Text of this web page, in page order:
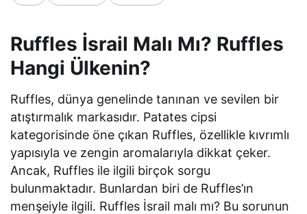
Ruffles İsrail Malı Mı? Ruffles
Hangi Ülkenin?
Ruffles, dünya genelinde tanınan ve sevilen bir
atıştırmalık markasıdır. Patates cipsi
kategorisinde öne çıkan Ruffles, özellikle kıvrımlı
yapısıyla ve zengin aromalarıyla dikkat çeker.
Ancak, Ruffles ile ilgili birçok sorgu
bulunmaktadır. Bunlardan biri de Ruffles’ın
menşeiyle ilgili. Ruffles İsrail malı mı? Bu sorunun